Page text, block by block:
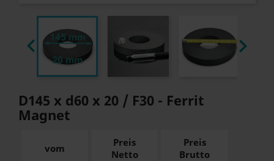
 
D145 x d60 x 20 / F30 - Ferrit
Magnet
vom
Preis
Netto
Preis
Brutto